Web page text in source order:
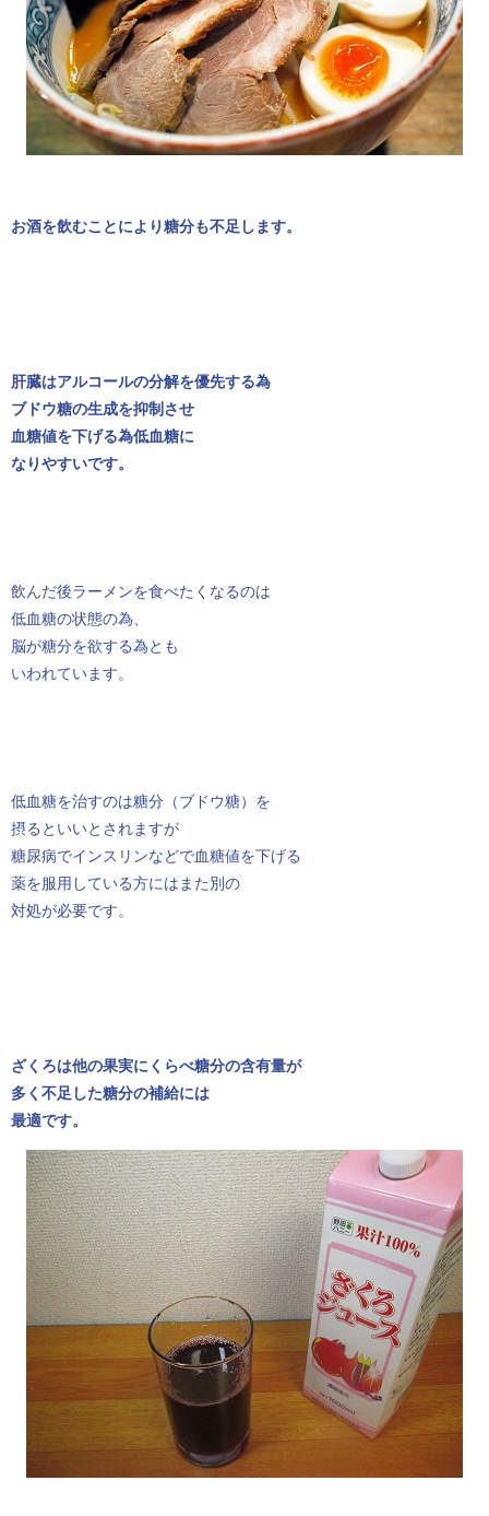
お酒を飲むことにより糖分も不足します。
肝臓はアルコールの分解を優先する為
ブドウ糖の生成を抑制させ
血糖値を下げる為低血糖に
なりやすいです。
飲んだ後ラーメンを食べたくなるのは
低血糖の状態の為、
脳が糖分を欲する為とも
いわれています。
低血糖を治すのは糖分（ブドウ糖）を
摂るといいとされますが
糖尿病でインスリンなどで血糖値を下げる
薬を服用している方にはまた別の
対処が必要です。
ざくろは他の果実にくらべ糖分の含有量が
多く不足した糖分の補給には
最適です。